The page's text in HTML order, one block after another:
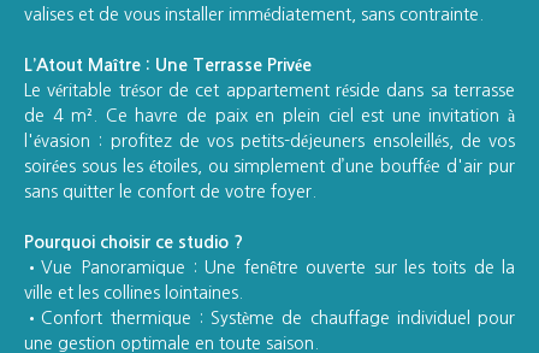
valises et de vous installer immédiatement, sans contrainte.
L’Atout Maître : Une Terrasse Privée
Le véritable trésor de cet appartement réside dans sa terrasse
de 4 m². Ce havre de paix en plein ciel est une invitation à
l'évasion : profitez de vos petits-déjeuners ensoleillés, de vos
soirées sous les étoiles, ou simplement d’une bouffée d'air pur
sans quitter le confort de votre foyer.
Pourquoi choisir ce studio ?
Vue Panoramique : Une fenêtre ouverte sur les toits de la
ville et les collines lointaines.
Confort thermique : Système de chauffage individuel pour
une gestion optimale en toute saison.